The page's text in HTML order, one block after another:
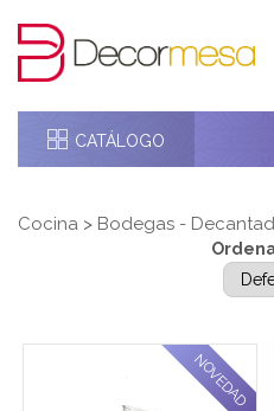
CATÁLOGO
Cocina > Bodegas -
NOVEDAD